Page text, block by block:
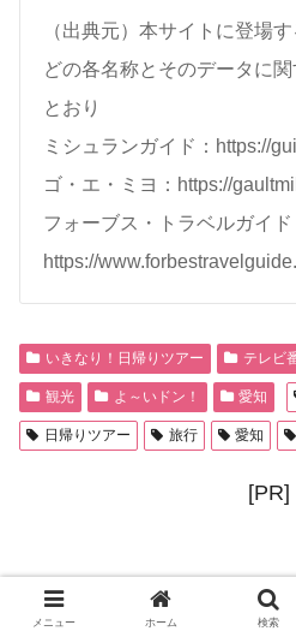
（出典元）本サイトに登場
どの各名称とそのデータに
とおり
ミシュランガイド：https://
ゴ・エ・ミヨ：https://
フォーブス・トラベルガイド
https://
いきなり！日帰りツアー テレビ
観光 よ～いドン！ 愛知
日帰りツアー 旅行 愛知
[PR]
メニュー ホーム 検索